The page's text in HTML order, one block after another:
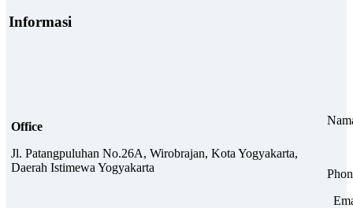
Informasi
Office
Jl. Patangpuluhan No.26A, Wirobrajan, Kota Yogyakarta,
Daerah Istimewa Yogyakarta
Email